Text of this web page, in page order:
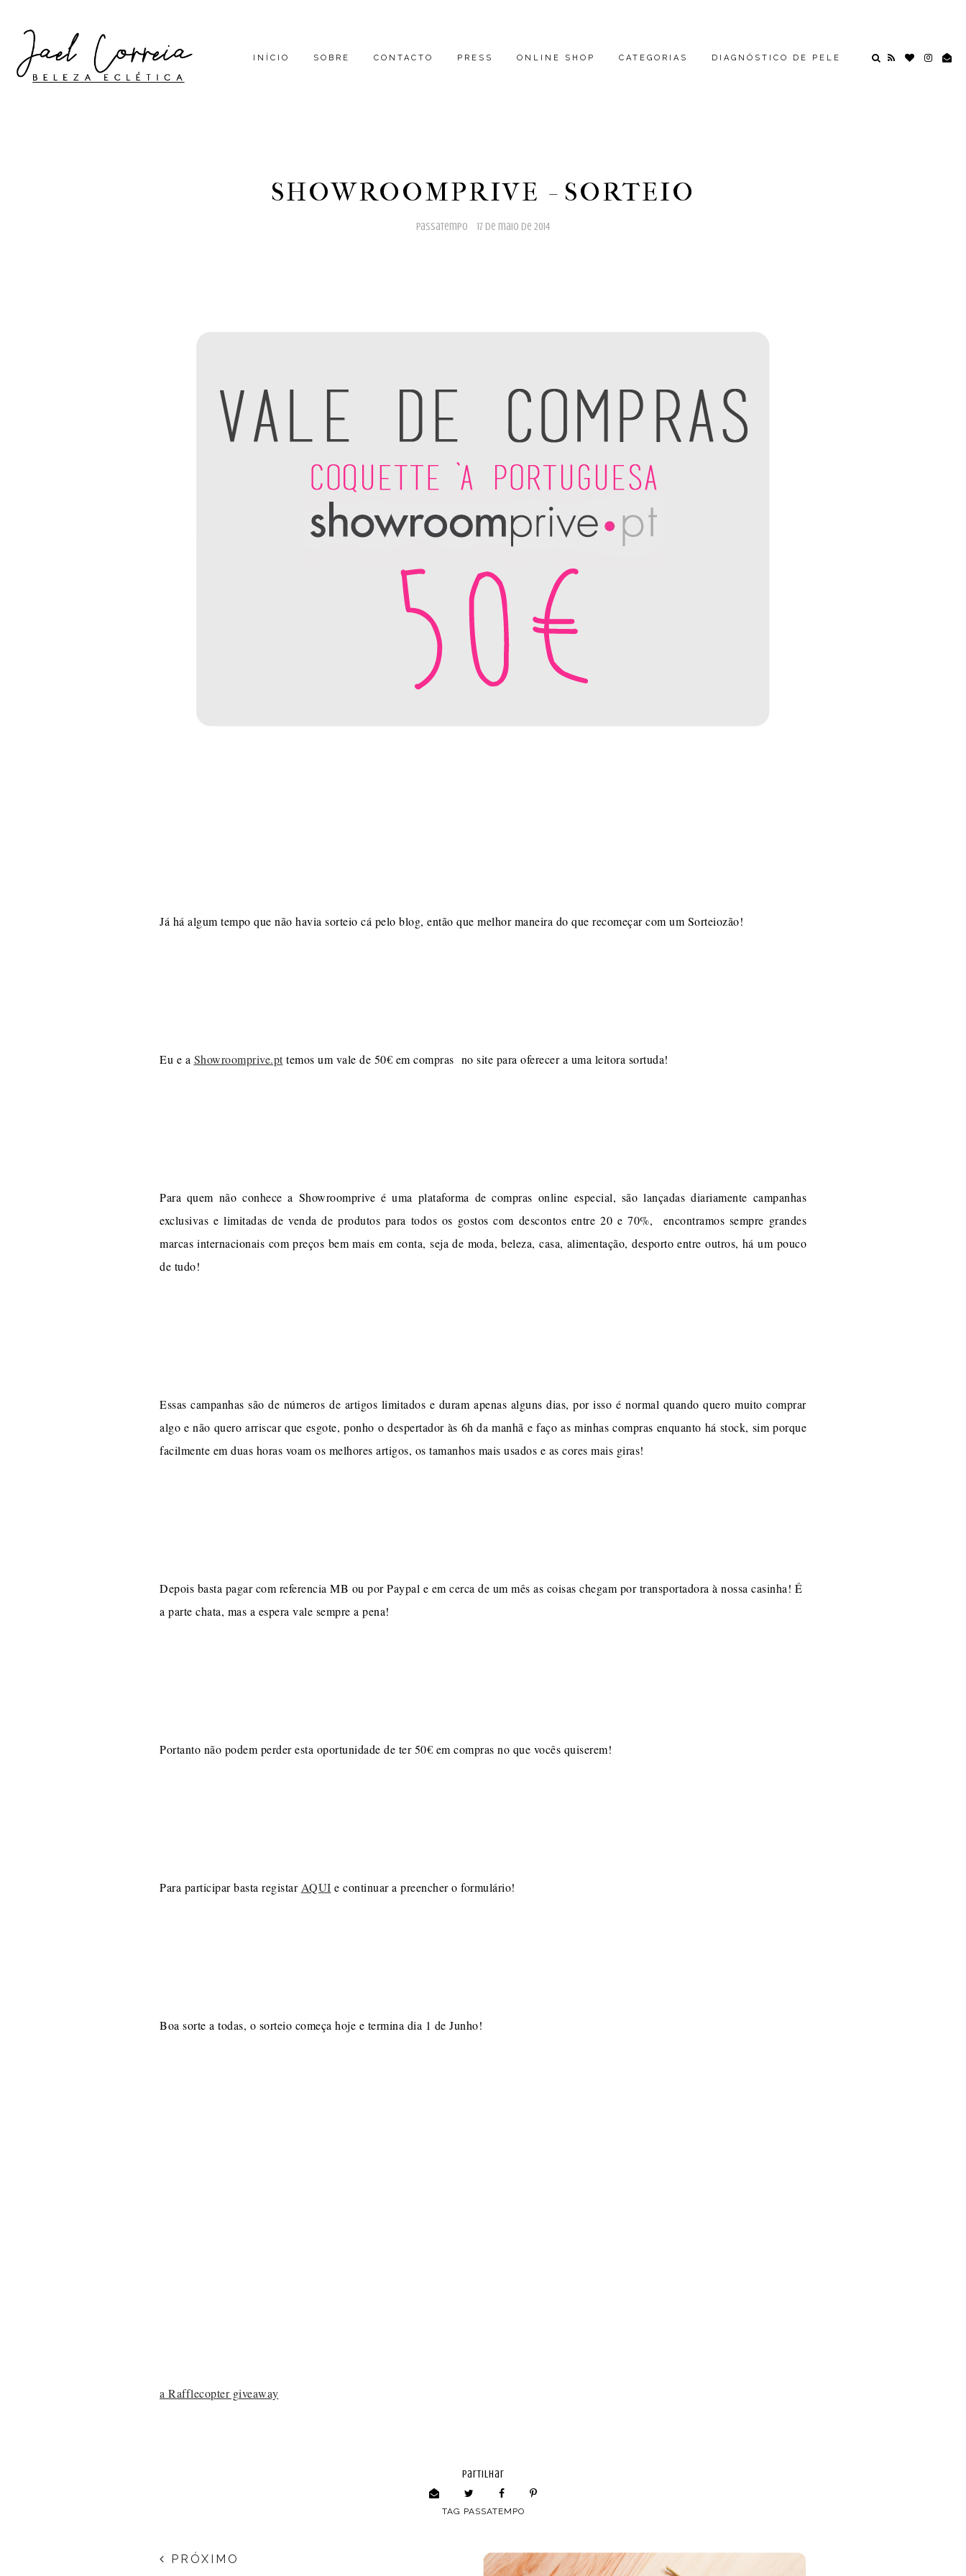
INÍCIO SOBRE CONTACTO PRESS ONLINE SHOP CATEGORIAS DIAGNÓSTICO DE PELE
SHOWROOMPRIVE - SORTEIO
passatempo 17 de maio de 2014
Já há algum tempo que não havia sorteio cá pelo blog, então que melhor maneira do que recomeçar com um Sorteiozão!
Eu e a Showroomprive.pttemos um vale de 50€ em compras no site para oferecer a uma leitora sortuda!
Para quem não conhece a Showroomprive é uma plataforma de compras online especial, são lançadas diariamente campanhas
exclusivas e limitadas de venda de produtos para todos os gostos com descontos entre 20 e 70%, encontramos sempre grandes
marcas internacionais com preços bem mais em conta, seja de moda, beleza, casa, alimentação, desporto entre outros, há um pouco
de tudo!
Essas campanhas são de números de artigos limitados e duram apenas alguns dias, por isso é normal quando quero muito comprar
algo e não quero arriscar que esgote, ponho o despertador às 6h da manhã e faço as minhas compras enquanto há stock, sim porque
facilmente em duas horas voam os melhores artigos, os tamanhos mais usados e as cores mais giras!
Depois basta pagar com referencia MB ou por Paypal e em cerca de um mês as coisas chegam por transportadora à nossa casinha! É
a parte chata, mas a espera vale sempre a pena!
Portanto não podem perder esta oportunidade de ter 50€ em compras no que vocês quiserem!
Para participar basta registarAQUI e continuar a preencher o formulário!
Boa sorte a todas, o sorteio começa hoje e termina dia 1 de Junho!
a Rafflecopter giveaway
partilhar
TAG PASSATEMPO
PRÓXIMO